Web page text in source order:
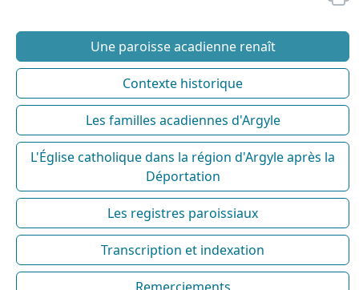
Une paroisse acadienne renaît
Contexte historique
Les familles acadiennes d'Argyle
L'Église catholique dans la région d'Argyle après la
Déportation
Les registres paroissiaux
Transcription et indexation